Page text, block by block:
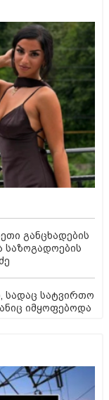
განცხადების
საზოგადოების
სადაც სატვირთო
იმყოფებოდა